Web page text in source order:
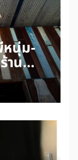
หนุ่ม-
าน
กษตร
งคราม